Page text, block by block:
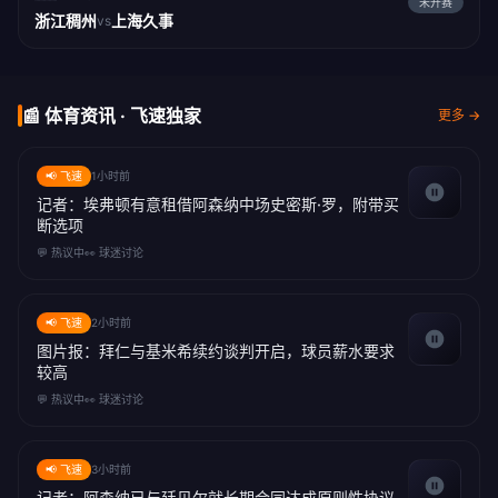
浙江稠州vs 上海久事
📰 体育资讯 · 飞速独家 更多 →
📢 飞速 1小时前
记者：埃弗顿有意租借阿森纳中场史密斯·罗，附带买
断选项
💬 热议中👀 球迷讨论
📢 飞速 2小时前
图片报：拜仁与基米希续约谈判开启，球员薪水要求
较高
💬 热议中👀 球迷讨论
📢 飞速 3小时前